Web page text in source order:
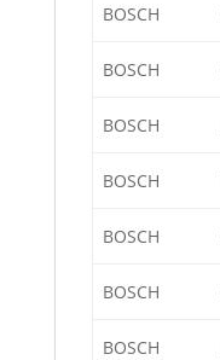
BOSCH
BOSCH
BOSCH
BOSCH
BOSCH
BOSCH
BOSCH